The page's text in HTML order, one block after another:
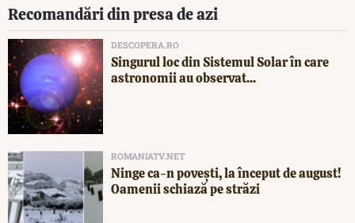
Recomandări din presa de azi
DESCOPERA.RO
Singurul loc din Sistemul Solar în care
astronomii au observat...
ROMANIATV.NET
Ninge ca-n povești, la început de august!
Oamenii schiază pe străzi